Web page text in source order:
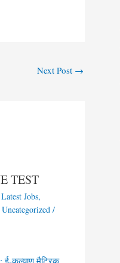
Next Post →
TEST
Latest Jobs,
Uncategorized /